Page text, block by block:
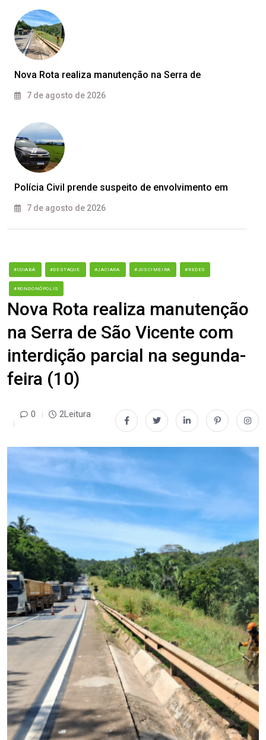
Nova Rota realiza manutenção na Serra de
7 de agosto de 2026
Polícia Civil prende suspeito de envolvimento em
7 de agosto de 2026
#CUIABÁ #DESTAQUE #JACIARA #JUSCIMEIRA #REDES
#RONDONÓPOLIS
Nova Rota realiza manutenção
na Serra de São Vicente com
interdição parcial na segunda-
feira (10)
0 2Leitura